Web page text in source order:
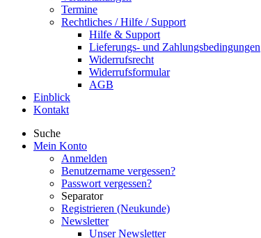
Termine
Rechtliches / Hilfe / Support
Hilfe & Support
Lieferungs- und Zahlungsbedingungen
Widerrufsrecht
Widerrufsformular
AGB
Einblick
Kontakt
Suche
Mein Konto
Anmelden
Benutzername vergessen?
Passwort vergessen?
Separator
Registrieren (Neukunde)
Newsletter
Unser Newsletter